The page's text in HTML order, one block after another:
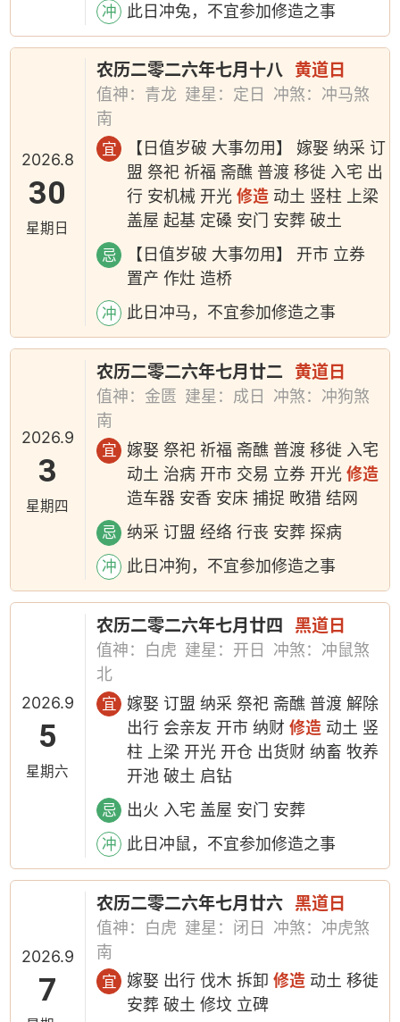
冲 此日冲兔，不宜参加修造之事
2026.8
30
星期日
农历二零二六年七月十八 黄道日
值神：青龙 建星：定日
冲煞：冲马煞
南
宜
【日值岁破 大事勿用】 嫁娶 纳采 订
盟 祭祀 祈福 斋醮 普渡 移徙 入宅 出
行 安机械 开光修造 动土 竖柱 上梁
盖屋 起基 定磉 安门 安葬 破土
忌
【日值岁破 大事勿用】 开市 立券
置产 作灶 造桥
冲 此日冲马，不宜参加修造之事
2026.9
3
星期四
农历二零二六年七月廿二 黄道日
值神：金匮 建星：成日
冲煞：冲狗煞
南
宜
嫁娶 祭祀 祈福 斋醮 普渡 移徙 入宅
动土 治病 开市 交易 立券 开光修造
造车器 安香 安床 捕捉 畋猎 结网
忌 纳采 订盟 经络 行丧 安葬 探病
冲 此日冲狗，不宜参加修造之事
2026.9
5
星期六
农历二零二六年七月廿四 黑道日
值神：白虎 建星：开日
冲煞：冲鼠煞
北
宜
嫁娶 订盟 纳采 祭祀 斋醮 普渡 解除
出行 会亲友 开市 纳财修造 动土 竖
柱 上梁 开光 开仓 出货财 纳畜 牧养
开池 破土 启钻
忌 出火 入宅 盖屋 安门 安葬
冲 此日冲鼠，不宜参加修造之事
2026.9
7
农历二零二六年七月廿六 黑道日
值神：白虎 建星：闭日
冲煞：冲虎煞
南
宜 嫁娶 出行 伐木 拆卸修造 动土 移徙
安葬 破土 修坟 立碑